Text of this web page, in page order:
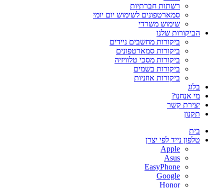
רשתות חברתיות
סמארטפונים לשימוש יום יומי
שימוש משרדי
הביקורות שלנו
ביקורות מחשבים ניידים
ביקורות סמארטפונים
ביקורות מסכי טלוויזיה
ביקורות בשמים
ביקורות אוזניות
בלוג
מי אנחנו?
יצירת קשר
תקנון
בית
טלפון נייד לפי יצרן
Apple
Asus
EasyPhone
Google
Honor